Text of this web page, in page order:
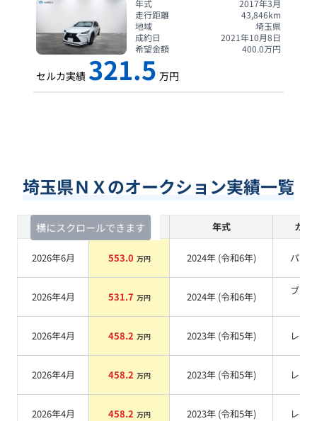
年式
2017年3月
走行距離
43,846km
地域
埼玉県
成約日
2021年10月8日
希望金額
400.0万円
セルカ実績 321.5 万円
埼玉県ＮＸのオークション実績一覧
横にスクロールできます
査定時期 セルカ実績 年式 カラ
2026年6月 553.0 万円 2024年 (令和6年) パール
2026年4月 531.7 万円 2024年 (令和6年)
ブラ
2026年4月 458.2 万円 2023年 (令和5年) レッド
2026年4月 458.2 万円 2023年 (令和5年) レッド
2026年4月 458.2 万円 2023年 (令和5年) レッド